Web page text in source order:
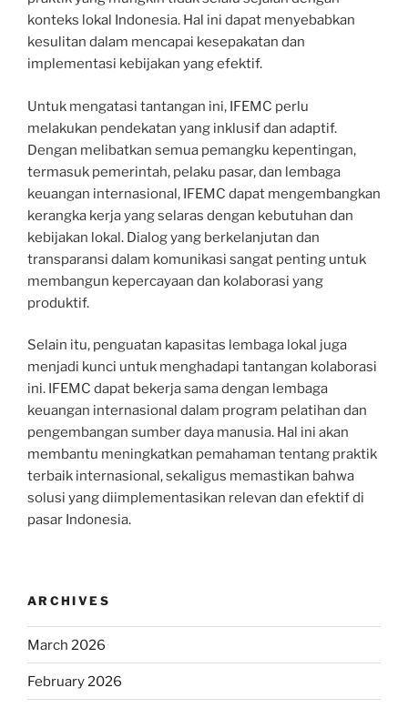
konteks lokal Indonesia. Hal ini dapat menyebabkan
kesulitan dalam mencapai kesepakatan dan
implementasi kebijakan yang efektif.
Untuk mengatasi tantangan ini, IFEMC perlu
melakukan pendekatan yang inklusif dan adaptif.
Dengan melibatkan semua pemangku kepentingan,
termasuk pemerintah, pelaku pasar, dan lembaga
keuangan internasional, IFEMC dapat mengembangkan
kerangka kerja yang selaras dengan kebutuhan dan
kebijakan lokal. Dialog yang berkelanjutan dan
transparansi dalam komunikasi sangat penting untuk
membangun kepercayaan dan kolaborasi yang
produktif.
Selain itu, penguatan kapasitas lembaga lokal juga
menjadi kunci untuk menghadapi tantangan kolaborasi
ini. IFEMC dapat bekerja sama dengan lembaga
keuangan internasional dalam program pelatihan dan
pengembangan sumber daya manusia. Hal ini akan
membantu meningkatkan pemahaman tentang praktik
terbaik internasional, sekaligus memastikan bahwa
solusi yang diimplementasikan relevan dan efektif di
pasar Indonesia.
ARCHIVES
March 2026
February 2026